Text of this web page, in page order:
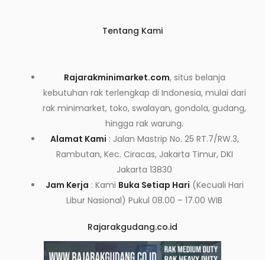
Tentang Kami
Rajarakminimarket.com, situs belanja
kebutuhan rak terlengkap di Indonesia, mulai dari
rak minimarket, toko, swalayan, gondola, gudang,
hingga rak warung.
Alamat Kami : Jalan Mastrip No. 25 RT.7/RW.3,
Rambutan, Kec. Ciracas, Jakarta Timur, DKI
Jakarta 13830
Jam Kerja : Kami Buka Setiap Hari (Kecuali Hari
Libur Nasional) Pukul 08.00 – 17.00 WIB
Rajarakgudang.co.id